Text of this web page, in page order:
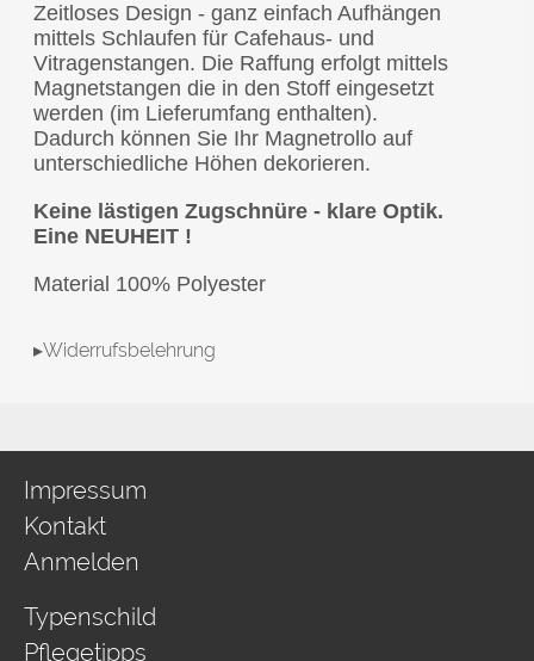
Zeitloses Design - ganz einfach Aufhängen
mittels Schlaufen für Cafehaus- und
Vitragenstangen. Die Raffung erfolgt mittels
Magnetstangen die in den Stoff eingesetzt
werden (im Lieferumfang enthalten).
Dadurch können Sie Ihr Magnetrollo auf
unterschiedliche Höhen dekorieren.
Keine lästigen Zugschnüre - klare Optik.
Eine NEUHEIT !
Material 100% Polyester
▸Widerrufsbelehrung
Impressum
Kontakt
Anmelden
Typenschild
Pflegetipps